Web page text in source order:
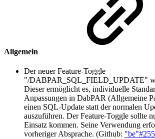
Allgemein
Der neuer Feature-Toggle
"/DABPAR_SQL_FIELD_UPDATE"
Dieser ermöglicht es, individuelle
Anpassungen in DabPAR (Allgemeine
einen SQL-Update statt der normalen
auszuführen. Der Feature-Toggle sollte
Einsatz kommen. Seine Verwendung
vorheriger Absprache. (Github: "be"#255